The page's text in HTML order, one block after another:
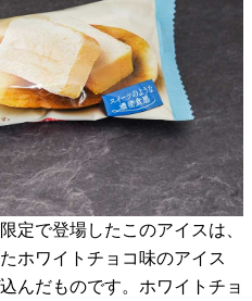
定で登場したこのアイスは、
ホワイトチョコ味のアイス
んだものです。ホワイトチョ